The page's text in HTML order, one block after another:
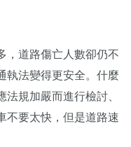
，道路傷亡人數卻仍不
執法變得更安全。什麼
規加嚴而進行檢討、
不要太快，但是道路速